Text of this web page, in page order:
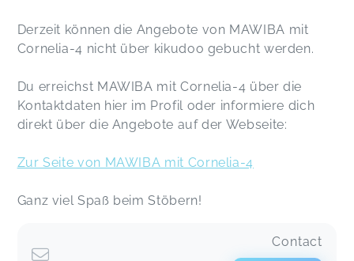
Derzeit können die Angebote von MAWIBA mit
Cornelia-4 nicht über kikudoo gebucht werden.
Du erreichst MAWIBA mit Cornelia-4 über die
Kontaktdaten hier im Profil oder informiere dich
direkt über die Angebote auf der Webseite:
Zur Seite von MAWIBA mit Cornelia-4
Ganz viel Spaß beim Stöbern!
Contact